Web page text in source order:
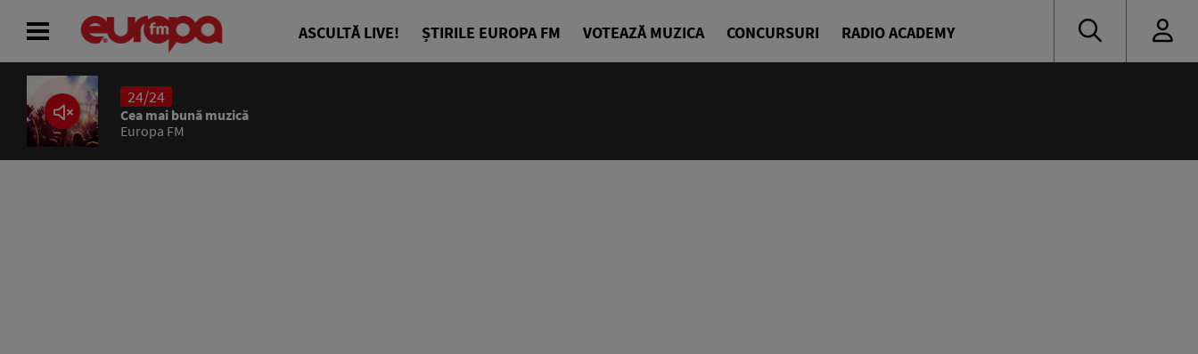
ASCULTĂ LIVE! ȘTIRILE EUROPA FM VOTEAZĂ MUZICA CONCURSURI RADIO ACADEMY
24/24
Cea mai bună muzică
Europa FM
ACASĂ
ȘTIRI